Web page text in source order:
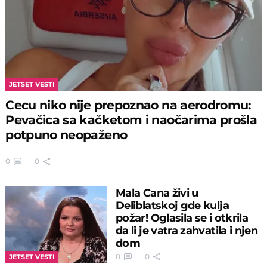
JETSET VESTI
Cecu niko nije prepoznao na aerodromu:
Pevačica sa kačketom i naočarima prošla
potpuno neopaženo
0 0
JETSET VESTI
Mala Cana živi u
Deliblatskoj gde kulja
požar! Oglasila se i otkrila
da li je vatra zahvatila i njen
dom
0 0